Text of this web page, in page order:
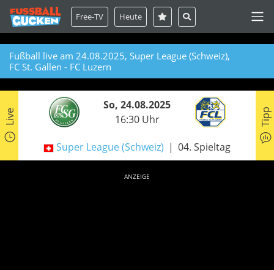
Free-TV Heute
Fußball live am 24.08.2025, Super League (Schweiz),
FC St. Gallen - FC Luzern
Live
So, 24.08.2025
16:30 Uhr
Super League (Schweiz) 04. Spieltag
Tipp
ANZEIGE